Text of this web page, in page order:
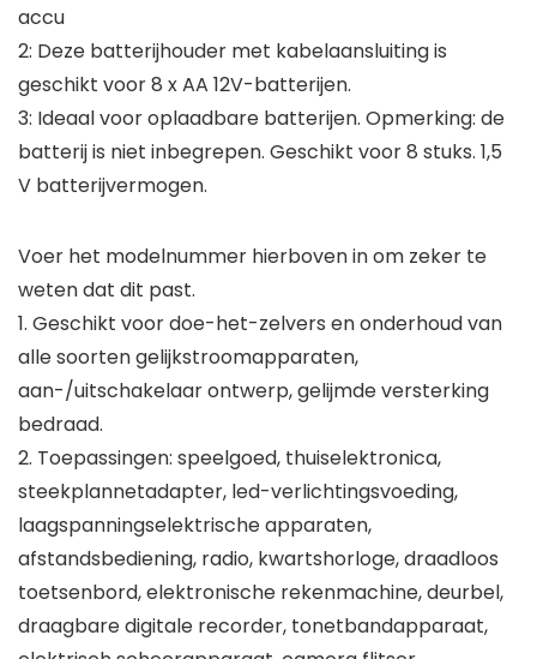
accu
2: Deze batterijhouder met kabelaansluiting is
geschikt voor 8 x AA 12V-batterijen.
3: Ideaal voor oplaadbare batterijen. Opmerking: de
batterij is niet inbegrepen. Geschikt voor 8 stuks. 1,5
V batterijvermogen.
Voer het modelnummer hierboven in om zeker te
weten dat dit past.
1. Geschikt voor doe-het-zelvers en onderhoud van
alle soorten gelijkstroomapparaten,
aan-/uitschakelaar ontwerp, gelijmde versterking
bedraad.
2. Toepassingen: speelgoed, thuiselektronica,
steekplannetadapter, led-verlichtingsvoeding,
laagspanningselektrische apparaten,
afstandsbediening, radio, kwartshorloge, draadloos
toetsenbord, elektronische rekenmachine, deurbel,
draagbare digitale recorder, tonetbandapparaat,